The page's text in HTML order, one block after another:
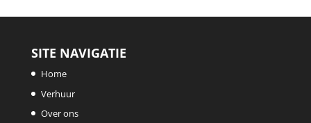
SITE NAVIGATIE
Home
Verhuur
Over ons